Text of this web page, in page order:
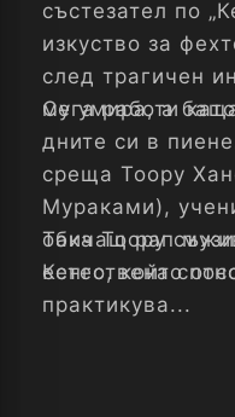
състезател по
изкуство за
след трагичен
му умира, а
Сега работи
дните си в
среща Тоору
Мураками),
обичащ рап
естествена
Така Тоору
Кенго, който
практикува...